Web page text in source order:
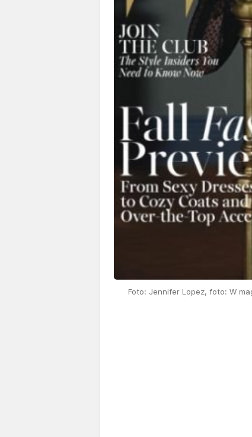
Foto: Jennifer Lopez, foto: W